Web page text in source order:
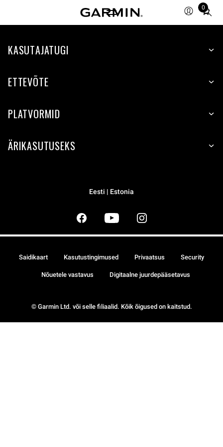
0
Total
items
cart:
KASUTAJATUGI
ETTEVÕTE
PLATVORMID
ÄRIKASUTUSEKS
Eesti | Estonia
© Garmin Ltd. või selle filiaalid. Kõik õigused on kaitstud.
Saidikaart Kasutustingimused Privaatsus Security
Nõuetele vastavus Digitaalne juurdepääsetavus